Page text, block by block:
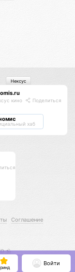
кино Поделиться
хаб
Нексус
Соглашение
🕉️
Войти